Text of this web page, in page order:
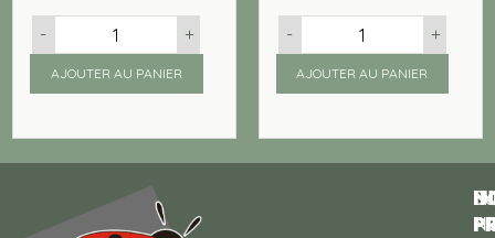
- +
AJOUTER AU PANIER
- +
AJOUTER AU PANIER